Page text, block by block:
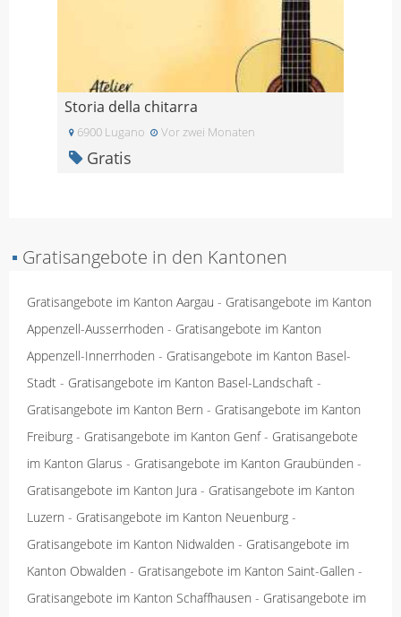
Storia della chitarra
6900 Lugano Vor zwei Monaten
Gratis
▪ Gratisangebote in den Kantonen
Gratisangebote im Kanton Aargau - Gratisangebote im Kanton
Appenzell-Ausserrhoden - Gratisangebote im Kanton
Appenzell-Innerrhoden - Gratisangebote im Kanton Basel-
Stadt - Gratisangebote im Kanton Basel-Landschaft -
Gratisangebote im Kanton Bern - Gratisangebote im Kanton
Freiburg - Gratisangebote im Kanton Genf- Gratisangebote
im Kanton Glarus - Gratisangebote im Kanton Graubünden -
Gratisangebote im Kanton Jura - Gratisangebote im Kanton
Luzern - Gratisangebote im Kanton Neuenburg -
Gratisangebote im Kanton Nidwalden - Gratisangebote im
Kanton Obwalden - Gratisangebote im Kanton Saint-Gallen -
Gratisangebote im Kanton Schaffhausen - Gratisangebote im